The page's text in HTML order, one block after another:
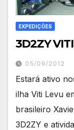
EXPEDIÇÕES
3D2ZY
05/09/2012
Estará ativo
ilha Viti Levu
brasileiro
3D2ZY e